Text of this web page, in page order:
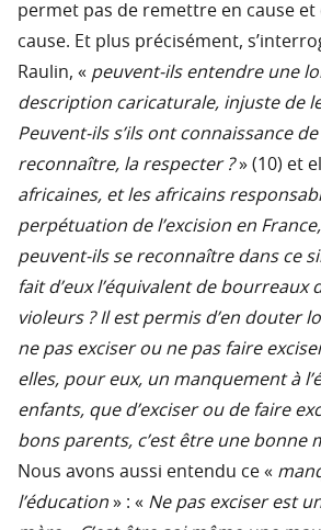
permet pas de remettre en cause
cause. Et plus précisément,
Raulin, « peuvent-ils entendre une
description caricaturale, injuste de
Peuvent-ils s’ils ont connaissance
reconnaître, la respecter ?» (10) et
africaines, et les africains
perpétuation de l’excision en
peuvent-ils se reconnaître dans ce
fait d’eux l’équivalent de bourreaux
violeurs ? Il est permis d’en douter
ne pas exciser ou ne pas faire
elles, pour eux, un manquement à
enfants, que d’exciser ou de faire
bons parents, c’est être une bonne
Nous avons aussi entendu ce «
l’éducation » : « Ne pas exciser est